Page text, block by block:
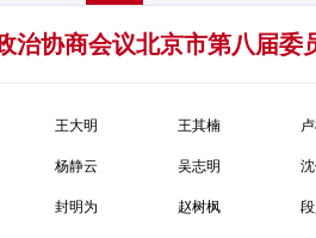
治协商会议北京市第八届委
王大明 王其楠
杨静云 吴志明
封明为 赵树枫